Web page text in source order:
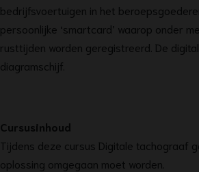
bedrijfsvoertuigen in het
persoonlijke ‘smartcard’ waarop onder
rusttijden worden geregistreerd. De
diagramschijf.
Cursusinhoud
Tijdens deze cursus Digitale tachograaf
oplossing omgegaan moet worden.